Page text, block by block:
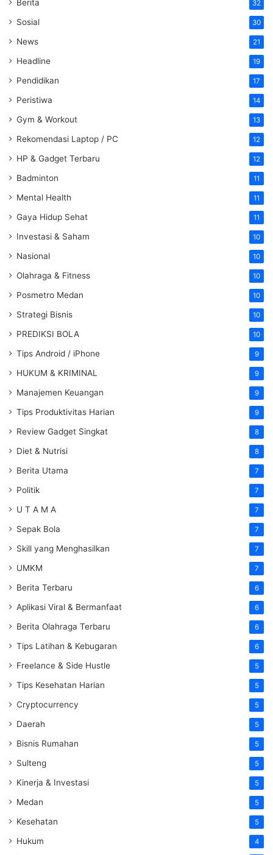
Berita 32
Sosial 30
News 21
Headline 19
Pendidikan 17
Peristiwa 14
Gym & Workout 13
Rekomendasi Laptop / PC 12
HP & Gadget Terbaru 12
Badminton 11
Mental Health 11
Gaya Hidup Sehat 11
Investasi & Saham 10
Nasional 10
Olahraga & Fitness 10
Posmetro Medan 10
Strategi Bisnis 10
PREDIKSI BOLA 10
Tips Android / iPhone 9
HUKUM & KRIMINAL 9
Manajemen Keuangan 9
Tips Produktivitas Harian 9
Review Gadget Singkat 8
Diet & Nutrisi 8
Berita Utama 7
Politik 7
U T A M A 7
Sepak Bola 7
Skill yang Menghasilkan 7
UMKM 7
Berita Terbaru 6
Aplikasi Viral & Bermanfaat 6
Berita Olahraga Terbaru 6
Tips Latihan & Kebugaran 6
Freelance & Side Hustle 5
Tips Kesehatan Harian 5
Cryptocurrency 5
Daerah 5
Bisnis Rumahan 5
Sulteng 5
Kinerja & Investasi 5
Medan 5
Kesehatan 5
Hukum 4